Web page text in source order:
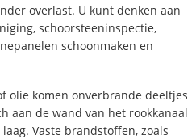
overlast. U kunt denken aan
schoorsteeninspectie,
schoonmaken en
olie komen onverbrande deeltjes
aan de wand van het rookkanaal
Vaste brandstoffen, zoals